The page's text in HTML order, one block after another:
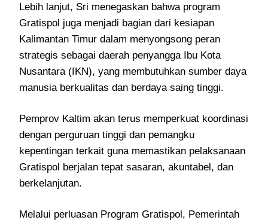
Lebih lanjut, Sri menegaskan bahwa program
Gratispol juga menjadi bagian dari kesiapan
Kalimantan Timur dalam menyongsong peran
strategis sebagai daerah penyangga Ibu Kota
Nusantara (IKN), yang membutuhkan sumber daya
manusia berkualitas dan berdaya saing tinggi.
Pemprov Kaltim akan terus memperkuat koordinasi
dengan perguruan tinggi dan pemangku
kepentingan terkait guna memastikan pelaksanaan
Gratispol berjalan tepat sasaran, akuntabel, dan
berkelanjutan.
Melalui perluasan Program Gratispol, Pemerintah